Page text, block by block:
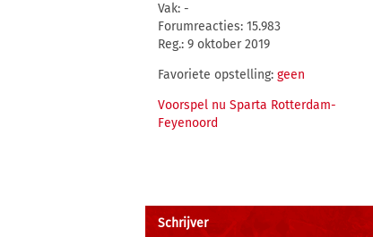
Vak: -
Forumreacties: 15.983
Reg.: 9 oktober 2019
Favoriete opstelling: geen
Voorspel nu Sparta Rotterdam-
Feyenoord
Schrijver